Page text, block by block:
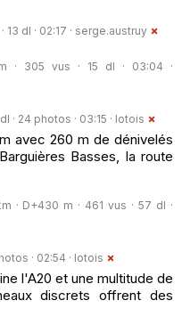
dl · 02:17 · serge.austruy
· 305 vus · 15 dl · 03:04 ·
· 24 photos · 03:15 · lotois
avec 260 m de dénivelés
Basses, la route
· D+430 m · 461 vus · 57 dl ·
· 02:54 · lotois
l'A20 et une multitude de
discrets offrent des